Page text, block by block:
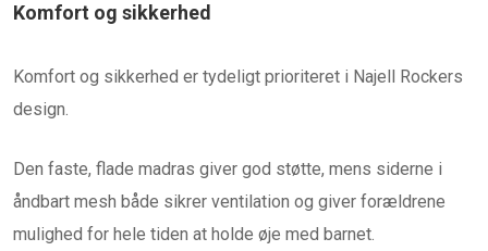
Komfort og sikkerhed
Komfort og sikkerhed er tydeligt prioriteret i Najell Rockers
design.
Den faste, flade madras giver god støtte, mens siderne i
åndbart mesh både sikrer ventilation og giver forældrene
mulighed for hele tiden at holde øje med barnet.